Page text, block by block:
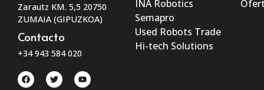
Zarautz KM. 5,5 20750
ZUMAIA (GIPUZKOA)
Contacto
+34 943 584 020
INA Robotics
Semapro
Used Robots Trade
Hi-tech Solutions